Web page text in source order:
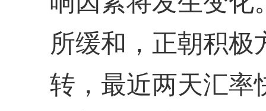
所缓和，正朝积极
转，最近两天汇率